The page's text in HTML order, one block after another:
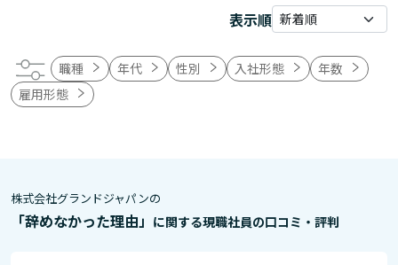
表示順
職種 年代 性別 入社形態
年数
雇用形態
株式会社グランドジャパンの
「辞めなかった理由」 に関する現職社員の口コミ・評判